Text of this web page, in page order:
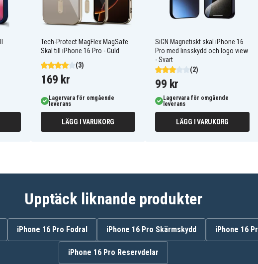
Tech-Protect MagFlex MagSafe
Skal till iPhone 16 Pro - Guld
(3)
169 kr
Lagervara för omgående
leverans
LÄGG I VARUKORG
SiGN Magnetiskt skal iPhone 16
Pro med linsskydd och logo view
- Svart
(2)
99 kr
Lagervara för omgående
leverans
LÄGG I VARUKORG
Upptäck liknande produkter
iPhone 16 Pro Fodral iPhone 16 Pro Skärmskydd iPhone 16
iPhone 16 Pro Reservdelar